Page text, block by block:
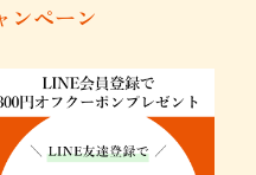
ンペーン